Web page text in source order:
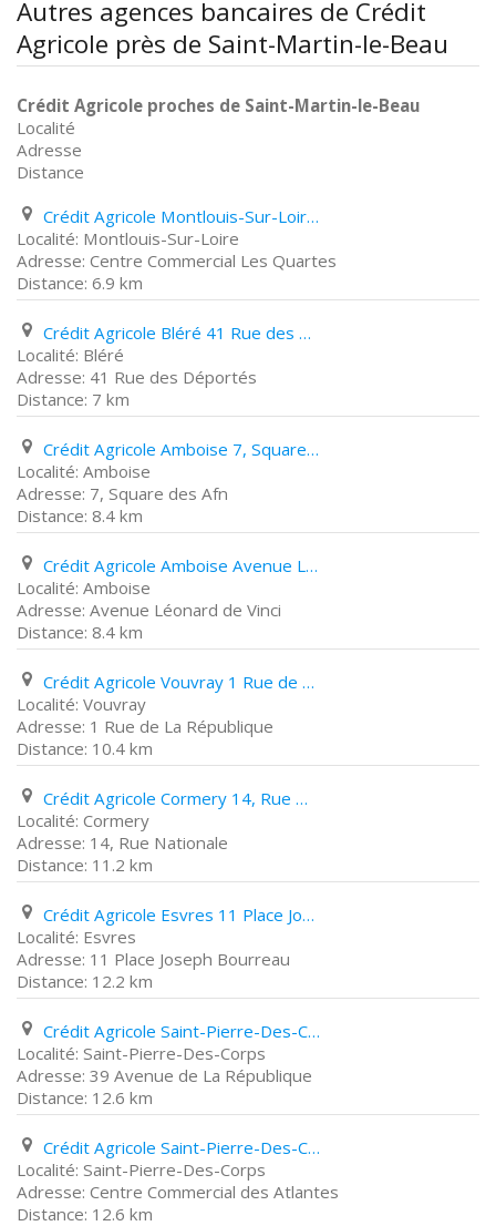
Autres agences bancaires de Crédit
Agricole près de Saint-Martin-le-Beau
Crédit Agricole proches de Saint-Martin-le-Beau
Localité
Adresse
Distance
Crédit Agricole Montlouis-Sur-Loire Centre Commercial Les Quartes
Montlouis-Sur-Loire
Centre Commercial Les Quartes
6.9 km
Crédit Agricole Bléré 41 Rue des Déportés
Bléré
41 Rue des Déportés
7 km
Crédit Agricole Amboise 7, Square des Afn
Amboise
7, Square des Afn
8.4 km
Crédit Agricole Amboise Avenue Léonard de Vinci
Amboise
Avenue Léonard de Vinci
8.4 km
Crédit Agricole Vouvray 1 Rue de La République
Vouvray
1 Rue de La République
10.4 km
Crédit Agricole Cormery 14, Rue Nationale
Cormery
14, Rue Nationale
11.2 km
Crédit Agricole Esvres 11 Place Joseph Bourreau
Esvres
11 Place Joseph Bourreau
12.2 km
Crédit Agricole Saint-Pierre-Des-Corps 39 Avenue de La République
Saint-Pierre-Des-Corps
39 Avenue de La République
12.6 km
Crédit Agricole Saint-Pierre-Des-Corps Centre Commercial des Atlantes
Saint-Pierre-Des-Corps
Centre Commercial des Atlantes
12.6 km